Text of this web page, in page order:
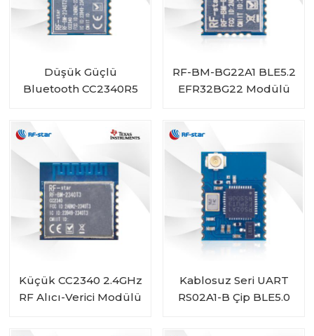
Düşük Güçlü
Bluetooth CC2340R5
RF-BM-BG22A1 BLE5.2
EFR32BG22 Modülü
Küçük CC2340 2.4GHz
RF Alıcı-Verici Modülü
Kablosuz Seri UART
RS02A1-B Çip BLE5.0